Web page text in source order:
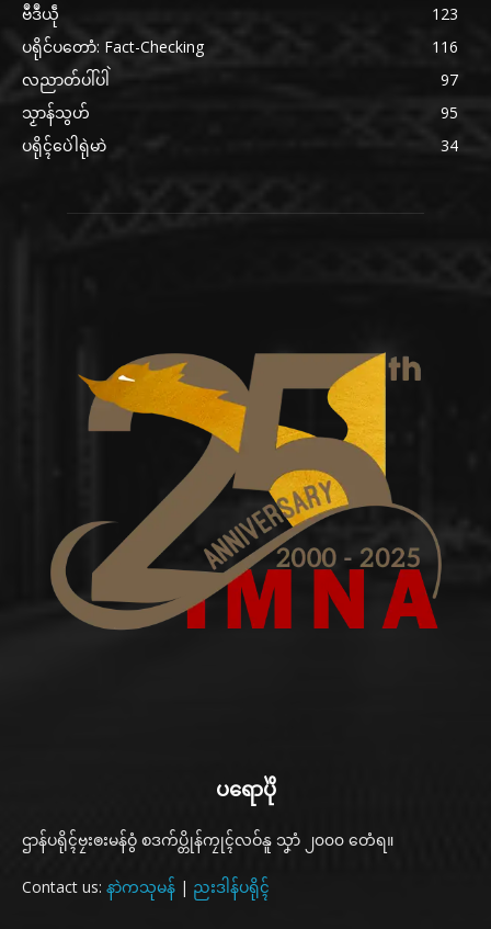
ဗဳဒဳယဵု
123
ပရိုင်ပတောံ: Fact-Checking
116
လညာတ်ပါ်ပါဲ
97
သၟာန်သွဟ်
95
ပရိုၚ်ပေဲါရုဲမာဲ
34
ပရောပိုဲ
ဌာန်ပရိုၚ်ဗၠးၜးမန်ဝွံ စဒက်ပ္တိုန်ကၠုၚ်လဝ်နူ သၞာံ ၂၀၀၀ တေံရ။
Contact us: နာဲကသုမန် | ညးဒါန်ပရိုၚ်